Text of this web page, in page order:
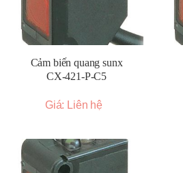
Cảm biến quang sunx
CX-421-P-C5
Giá: Liên hệ